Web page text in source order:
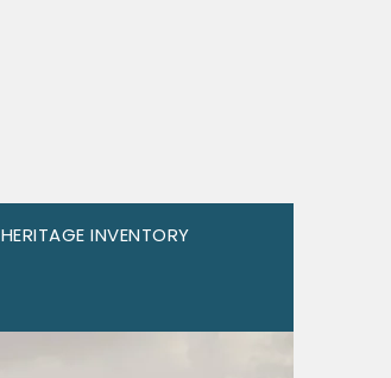
HERITAGE INVENTORY